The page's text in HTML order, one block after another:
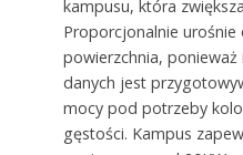
kampusu, która
Proporcjonalnie urośnie
powierzchnia,
danych jest
mocy pod potrzeby
gęstości. Kampus